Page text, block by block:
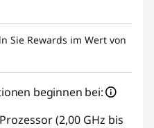
Sie Rewards im Wert von
beginnen bei:
(2,00 GHz bis